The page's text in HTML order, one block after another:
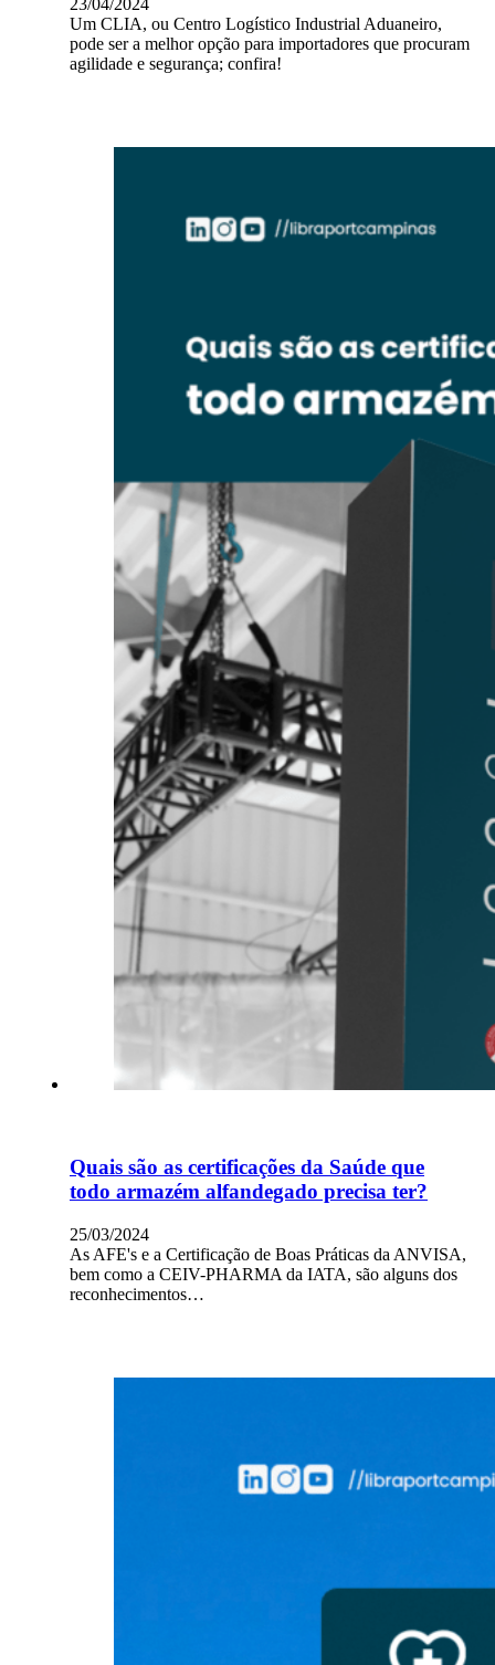
23/04/2024
Um CLIA, ou Centro Logístico Industrial Aduaneiro,
pode ser a melhor opção para importadores que procuram
agilidade e segurança; confira!
Quais são as certificações da Saúde que
todo armazém alfandegado precisa ter?
25/03/2024
As AFE's e a Certificação de Boas Práticas da ANVISA,
bem como a CEIV-PHARMA da IATA, são alguns dos
reconhecimentos…